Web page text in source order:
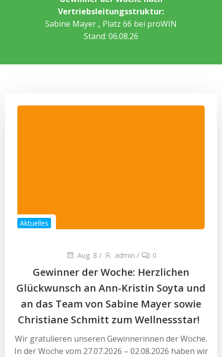
Vertriebsleitungsstruktur:
Sabine Mayer , Platz 66 bei proWIN
Stand: 06.08.26
Aktuelles
Aug. 8 / admin / 0
Gewinner der Woche: Herzlichen
Glückwunsch an Ann-Kristin Soyta und
an das Team von Sabine Mayer sowie
Christiane Schmitt zum Wellnessstar!
Wir gratulieren unseren Gewinnerinnen der Woche.
In der Woche vom 27.07.2026 – 02.08.2026 haben wir